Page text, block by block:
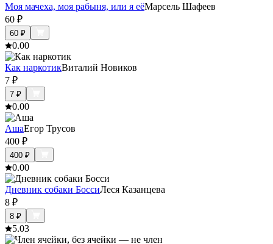
Моя мачеха, моя рабыня, или я еёМарсель Шафеев
60 ₽
60 ₽
0.00
Как наркотикВиталий Новиков
7 ₽
7 ₽
0.00
АшаЕгор Трусов
400 ₽
400 ₽
0.00
Дневник собаки БоссиЛеся Казанцева
8 ₽
8 ₽
5.03